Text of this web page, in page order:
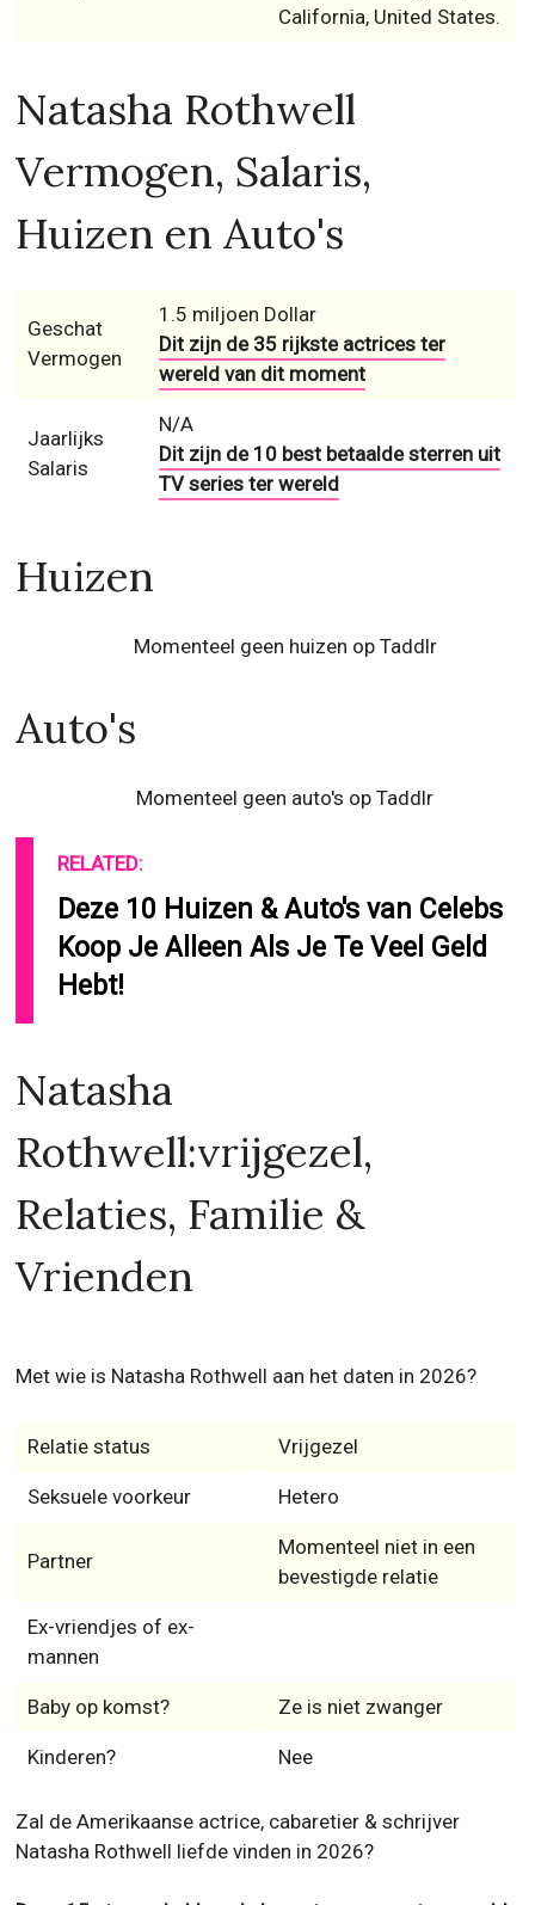
California, United States.
Natasha Rothwell
Vermogen, Salaris,
Huizen en Auto's
Geschat
Vermogen
1.5 miljoen Dollar
Dit zijn de 35 rijkste actrices ter
wereld van dit moment
Jaarlijks
Salaris
N/A
Dit zijn de 10 best betaalde sterren uit
TV series ter wereld
Huizen
Momenteel geen huizen op Taddlr
Auto's
Momenteel geen auto's op Taddlr
RELATED:
Deze 10 Huizen & Auto's van Celebs
Koop Je Alleen Als Je Te Veel Geld
Hebt!
Natasha
Rothwell:vrijgezel,
Relaties, Familie &
Vrienden
Met wie is Natasha Rothwell aan het daten in 2026?
Relatie status Vrijgezel
Seksuele voorkeur Hetero
Partner
Momenteel niet in een
bevestigde relatie
Ex-vriendjes of ex-
mannen
Baby op komst? Ze is niet zwanger
Kinderen? Nee
Zal de Amerikaanse actrice, cabaretier & schrijver
Natasha Rothwell liefde vinden in 2026?